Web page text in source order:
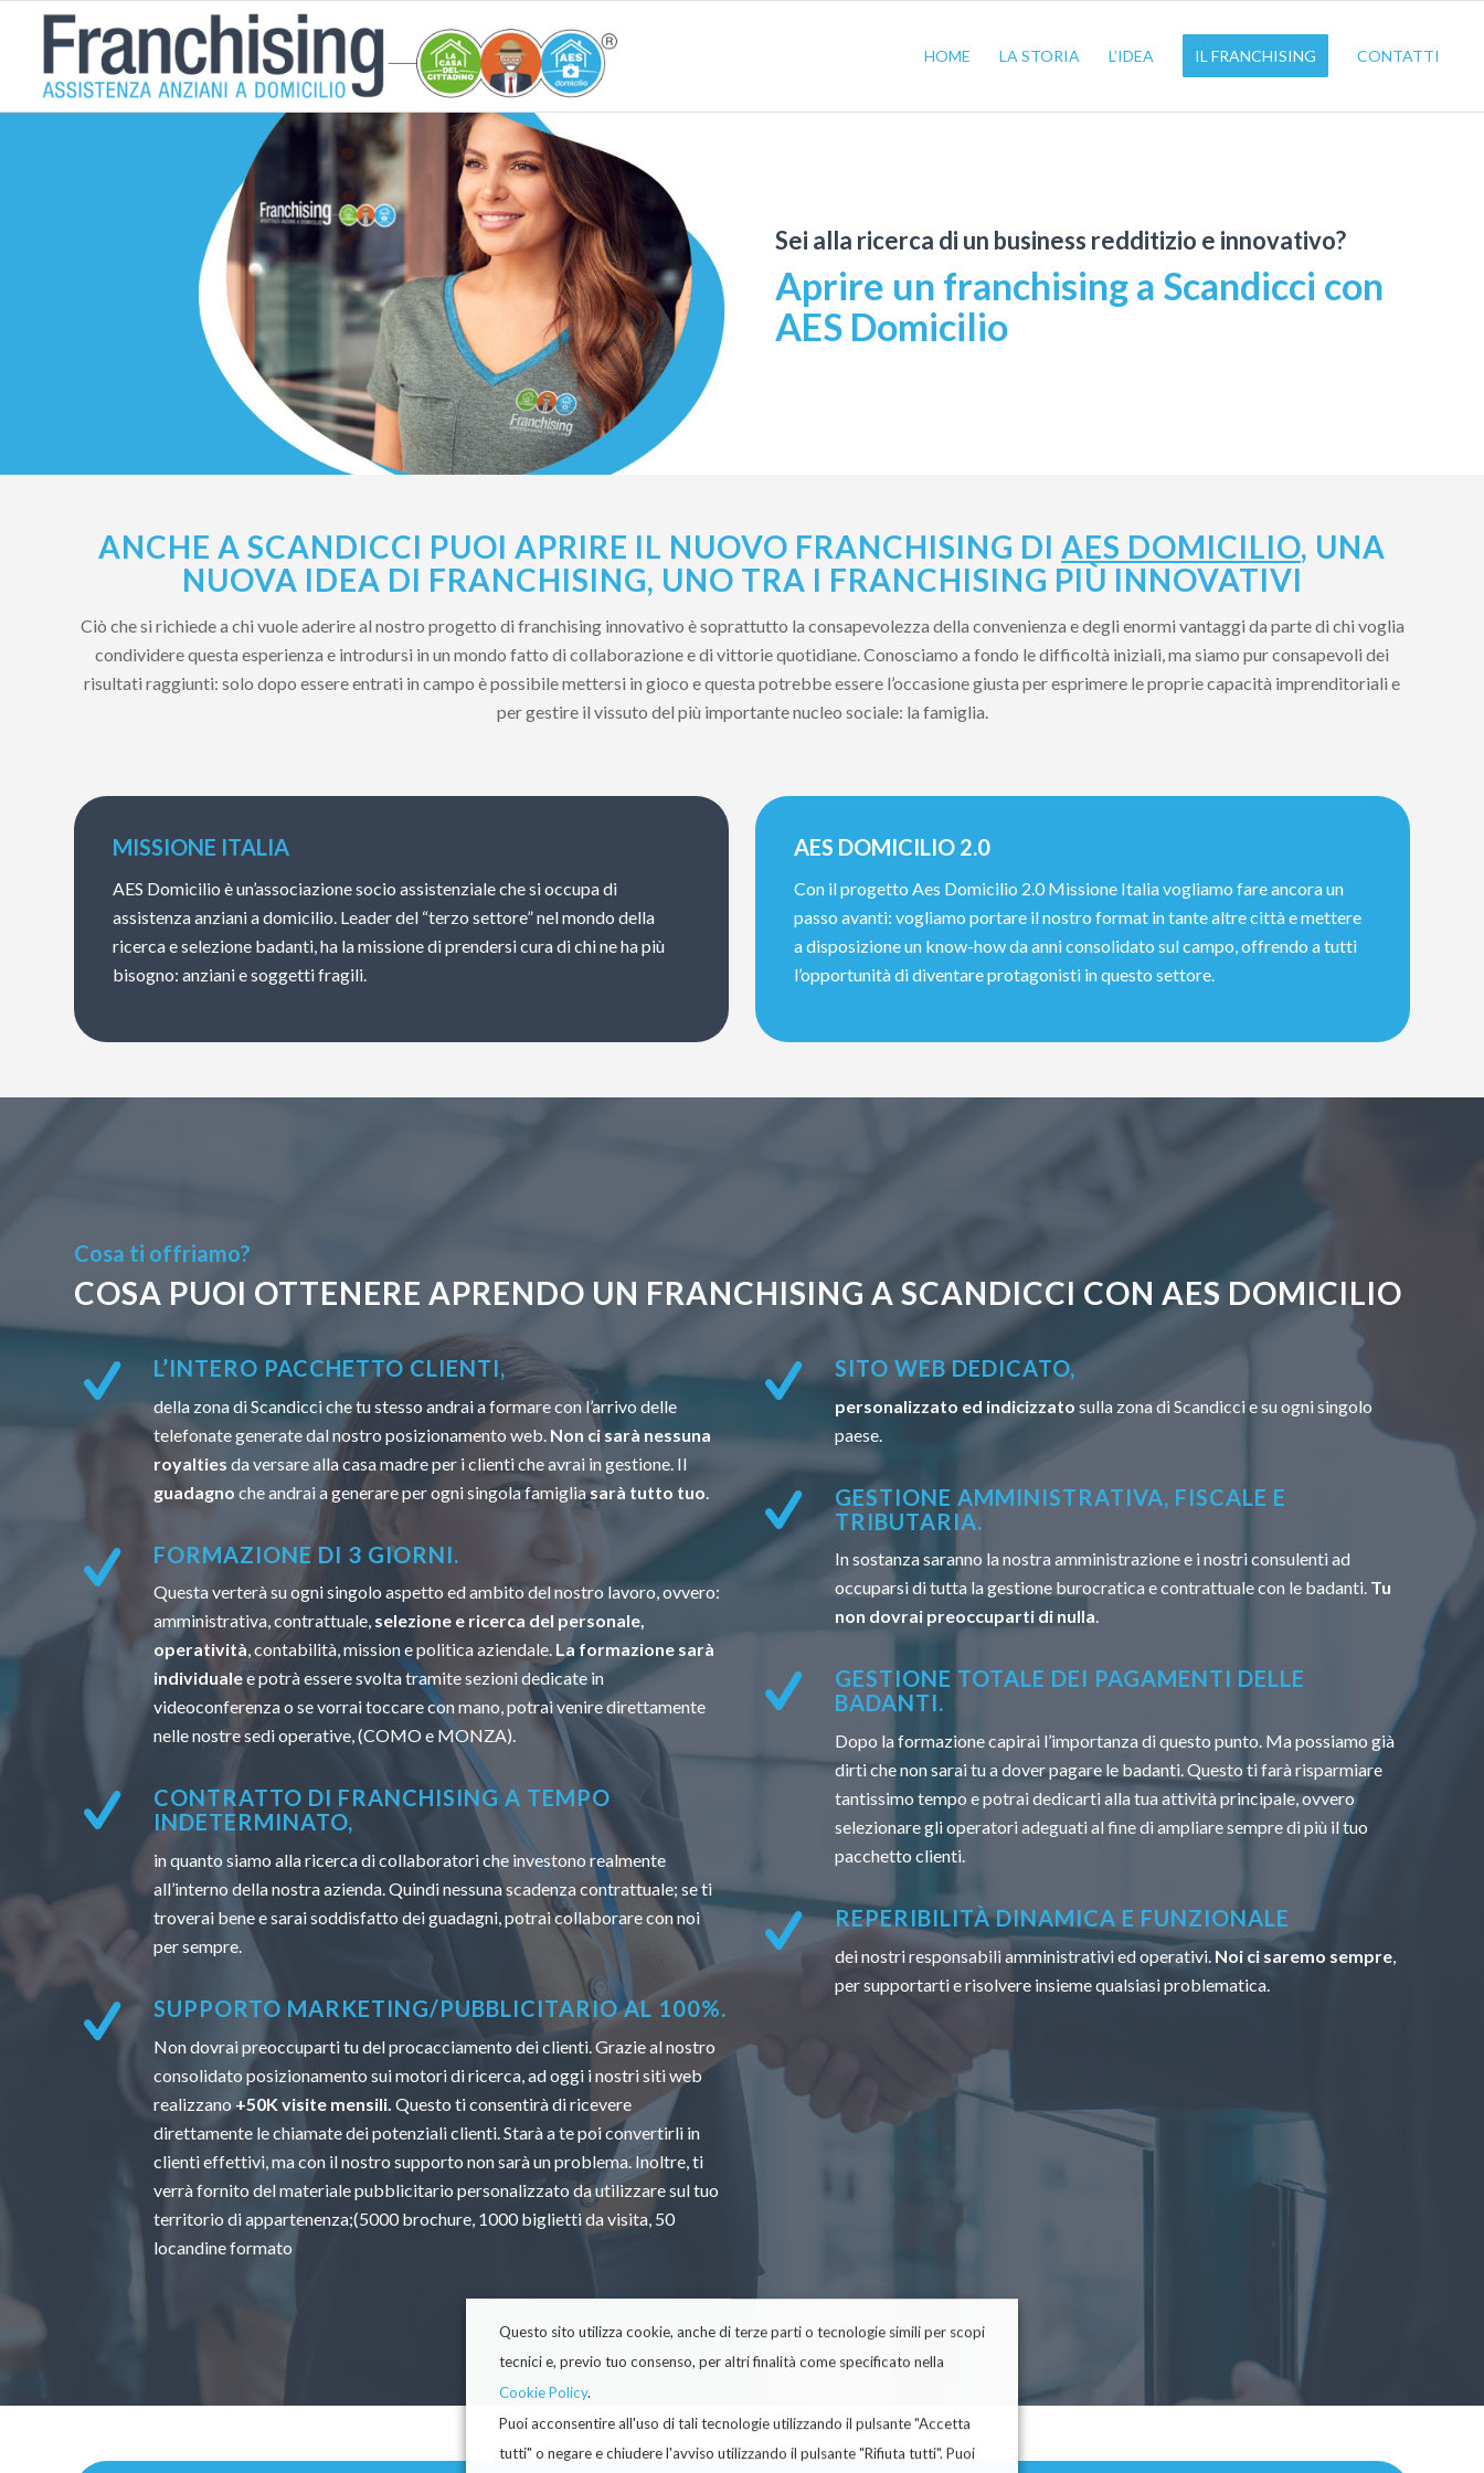
HOME LA STORIA L’IDEA IL FRANCHISING CONTATTI
Sei alla ricerca di un business redditizio e innovativo?
Aprire un franchising a Scandicci con
AES Domicilio
ANCHE A SCANDICCI PUOI APRIRE IL NUOVO FRANCHISING DI AES DOMICILIO, UNA
NUOVA IDEA DI FRANCHISING, UNO TRA I FRANCHISING PIÙ INNOVATIVI
Ciò che si richiede a chi vuole aderire al nostro progetto di franchising innovativo è soprattutto la consapevolezza della convenienza e degli enormi vantaggi da parte di chi voglia
condividere questa esperienza e introdursi in un mondo fatto di collaborazione e di vittorie quotidiane. Conosciamo a fondo le difficoltà iniziali, ma siamo pur consapevoli dei
risultati raggiunti: solo dopo essere entrati in campo è possibile mettersi in gioco e questa potrebbe essere l’occasione giusta per esprimere le proprie capacità imprenditoriali e
per gestire il vissuto del più importante nucleo sociale: la famiglia.
MISSIONE ITALIA
AES Domicilio è un’associazione socio assistenziale che si occupa di
assistenza anziani a domicilio. Leader del “terzo settore” nel mondo della
ricerca e selezione badanti, ha la missione di prendersi cura di chi ne ha più
bisogno: anziani e soggetti fragili.
AES DOMICILIO 2.0
Con il progetto Aes Domicilio 2.0 Missione Italia vogliamo fare ancora un
passo avanti: vogliamo portare il nostro format in tante altre città e mettere
a disposizione un know-how da anni consolidato sul campo, offrendo a tutti
l’opportunità di diventare protagonisti in questo settore.
Cosa ti offriamo?
COSA PUOI OTTENERE APRENDO UN FRANCHISING A SCANDICCI CON AES DOMICILIO
L’INTERO PACCHETTO CLIENTI,
della zona di Scandicci che tu stesso andrai a formare con l’arrivo delle
telefonate generate dal nostro posizionamento web. Non ci sarà nessuna
royalties da versare alla casa madre per i clienti che avrai in gestione. Il
guadagno che andrai a generare per ogni singola famigliasarà tutto tuo
FORMAZIONE DI 3 GIORNI.
Questa verterà su ogni singolo aspetto ed ambito del nostro lavoro, ovvero:
amministrativa, contrattuale, selezione e ricerca del personale,
operatività, contabilità, mission e politica aziendale. La formazione sarà
individualee potrà essere svolta tramite sezioni dedicate in
videoconferenza o se vorrai toccare con mano, potrai venire direttamente
nelle nostre sedi operative, (COMO e MONZA).
CONTRATTO DI FRANCHISING A TEMPO
INDETERMINATO,
in quanto siamo alla ricerca di collaboratori che investono realmente
all’interno della nostra azienda. Quindi nessuna scadenza contrattuale; se ti
troverai bene e sarai soddisfatto dei guadagni, potrai collaborare con noi
per sempre.
SUPPORTO MARKETING/PUBBLICITARIO AL 100%.
Non dovrai preoccuparti tu del procacciamento dei clienti. Grazie al nostro
consolidato posizionamento sui motori di ricerca, ad oggi i nostri siti web
realizzano +50K visite mensili. Questo ti consentirà di ricevere
direttamente le chiamate dei potenziali clienti. Starà a te poi convertirli in
clienti effettivi, ma con il nostro supporto non sarà un problema. Inoltre, ti
verrà fornito del materiale pubblicitario personalizzato da utilizzare sul tuo
territorio di appartenenza;(5000 brochure, 1000 biglietti da visita, 50
locandine formato
SITO WEB DEDICATO,
personalizzato ed indicizzato sulla zona di Scandicci e su ogni singolo
paese.
GESTIONE AMMINISTRATIVA, FISCALE E
TRIBUTARIA.
In sostanza saranno la nostra amministrazione e i nostri consulenti ad
occuparsi di tutta la gestione burocratica e contrattuale con le badanti. Tu
non dovrai preoccuparti di nulla.
GESTIONE TOTALE DEI PAGAMENTI DELLE
BADANTI.
Dopo la formazione capirai l’importanza di questo punto. Ma possiamo già
dirti che non sarai tu a dover pagare le badanti. Questo ti farà risparmiare
tantissimo tempo e potrai dedicarti alla tua attività principale, ovvero
selezionare gli operatori adeguati al fine di ampliare sempre di più il tuo
pacchetto clienti.
REPERIBILITÀ DINAMICA E FUNZIONALE
dei nostri responsabili amministrativi ed operativi. Noi ci saremo sempre
per supportarti e risolvere insieme qualsiasi problematica.
Questo sito utilizza cookie, anche di terze parti o tecnologie simili per scopi
tecnici e, previo tuo consenso, per altri finalità come specificato nella
Cookie Policy.
Puoi acconsentire all'uso di tali tecnologie utilizzando il pulsante "Accetta
tutti" o negare e chiudere l'avviso utilizzando il pulsante "Rifiuta tutti". Puoi